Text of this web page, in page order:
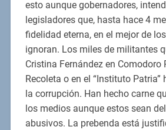
esto aunque gobernadores,
legisladores que, hasta hace 4
fidelidad eterna, en el mejor de
ignoran. Los miles de militantes
Cristina Fernández en Comodoro
Recoleta o en el “Instituto
la corrupción. Han hecho carne
los medios aunque estos sean
abusivos. La prebenda está